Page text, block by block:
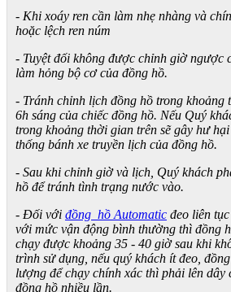
- Khi xoáy ren cần làm nhẹ nhàng và
hoặc lệch ren núm
- Tuyệt đối không được chỉnh giờ ngược
làm hỏng bộ cơ của đồng hồ.
- Tránh chỉnh lịch đồng hồ trong khoảng
6h sáng của chiếc đồng hồ. Nếu Quý
trong khoảng thời gian trên sẽ gây hư
thống bánh xe truyền lịch của đồng hồ.
- Sau khi chỉnh giờ và lịch, Quý khách
hồ để tránh tình trạng nước vào.
- Đối với đồng hồ Automatic đeo liên
với mức vận động bình thường thì đồng
chạy được khoảng 35 - 40 giờ sau khi
trình sử dụng, nếu quý khách ít đeo,
lượng để chạy chính xác thì phải lên dây
đồng hồ nhiều lần.